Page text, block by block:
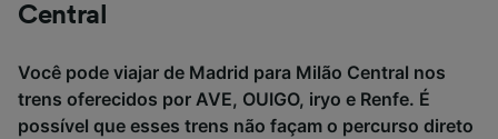
Central
Você pode viajar de Madrid para Milão Central nos
trens oferecidos por AVE, OUIGO, iryo e Renfe. É
possível que esses trens não façam o percurso direto